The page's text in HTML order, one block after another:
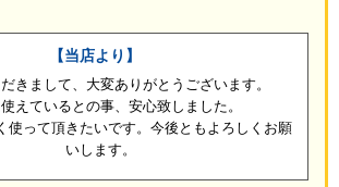
【当店より】
きまして、大変ありがとうございます。
えているとの事、安心致しました。
使って頂きたいです。今後ともよろしくお願
いします。